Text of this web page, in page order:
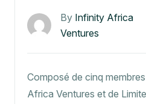
By Infinity Africa
Ventures
Composé de cinq
Africa Ventures et de